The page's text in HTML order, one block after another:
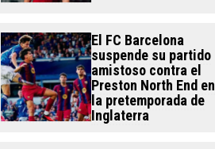
El FC Barcelona
suspende su partido
amistoso contra el
Preston North End en
la pretemporada de
Inglaterra